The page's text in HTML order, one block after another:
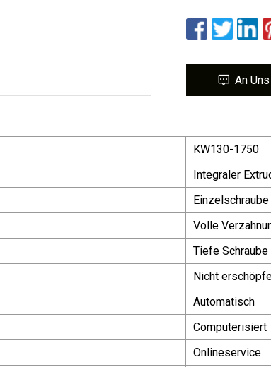
An
KW130-1750
Integraler
Einzelschraube
Volle
Tiefe Schraube
Nicht
Automatisch
Computerisiert
Onlineservice